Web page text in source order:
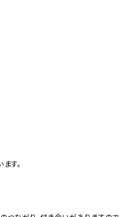
す。